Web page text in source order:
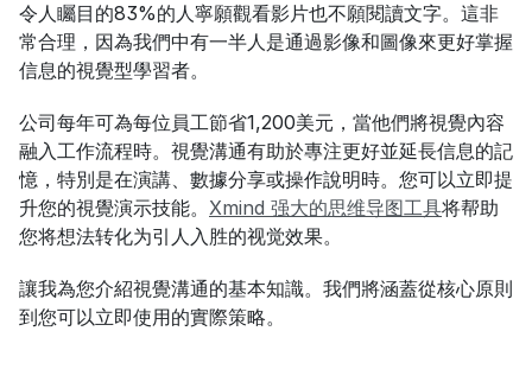
令人矚目的83%的人寧願觀看影片也不願閱讀文字。這非
常合理，因為我們中有一半人是通過影像和圖像來更好掌握
信息的視覺型學習者。
公司每年可為每位員工節省1,200美元，當他們將視覺內容
融入工作流程時。視覺溝通有助於專注更好並延長信息的記
憶，特別是在演講、數據分享或操作說明時。您可以立即提
升您的視覺演示技能。 Xmind 强大的思维导图工具将帮助
您将想法转化为引人入胜的视觉效果。
讓我為您介紹視覺溝通的基本知識。我們將涵蓋從核心原則
到您可以立即使用的實際策略。